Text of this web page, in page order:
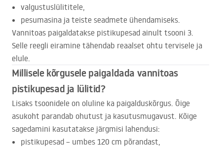
valgustuslülititele,
pesumasina ja teiste seadmete ühendamiseks.
Vannitoas paigaldatakse pistikupesad ainult tsooni 3.
Selle reegli eiramine tähendab reaalset ohtu tervisele ja
elule.
Millisele kõrgusele paigaldada vannitoas
pistikupesad ja lülitid?
Lisaks tsoonidele on oluline ka paigalduskõrgus. Õige
asukoht parandab ohutust ja kasutusmugavust. Kõige
sagedamini kasutatakse järgmisi lahendusi:
pistikupesad – umbes 120 cm põrandast,